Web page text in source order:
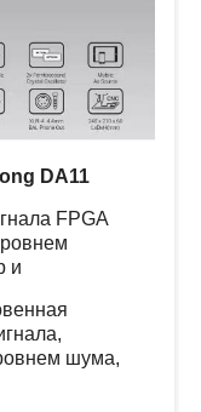
DA11
FPGA
и
шума,